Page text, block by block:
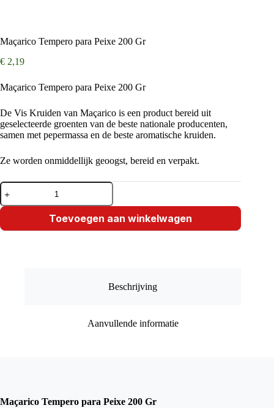
Maçarico Tempero para Peixe 200 Gr
€ 2,19
Maçarico Tempero para Peixe 200 Gr
De Vis Kruiden van Maçarico is een product bereid uit
geselecteerde groenten van de beste nationale producenten,
samen met pepermassa en de beste aromatische kruiden.
Ze worden onmiddellijk geoogst, bereid en verpakt.
Maçarico
Tempero
para
200
Toevoegen aan winkelwagen
Beschrijving
Aanvullende informatie
Maçarico Tempero para Peixe 200 Gr